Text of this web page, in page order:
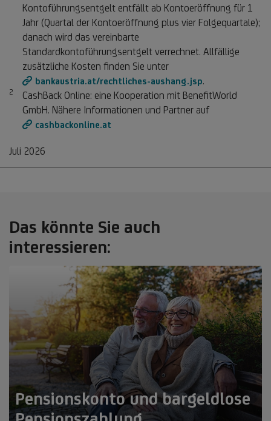
Kontoführungsentgelt entfällt ab Kontoeröffnung für 1
Jahr (Quartal der Kontoeröffnung plus vier Folgequartale);
danach wird das vereinbarte
Standardkontoführungsentgelt verrechnet. Allfällige
zusätzliche Kosten finden Sie unter
bankaustria.at/rechtliches-aushang.jsp.
2 Fußnote 2
CashBack Online: eine Kooperation mit BenefitWorld
GmbH. Nähere Informationen und Partner auf
cashbackonline.at
Juli 2026
Das könnte Sie auch
interessieren:
Pensionskonto und bargeldlose